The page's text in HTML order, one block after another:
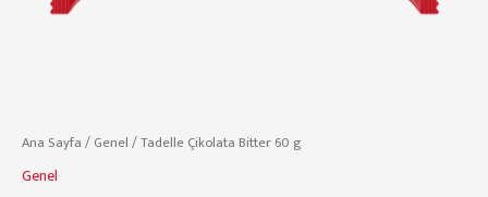
Ana Sayfa/Genel/ Tadelle Çikolata Bitter 60 g
Genel